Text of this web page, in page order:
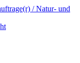
/ Natur- und